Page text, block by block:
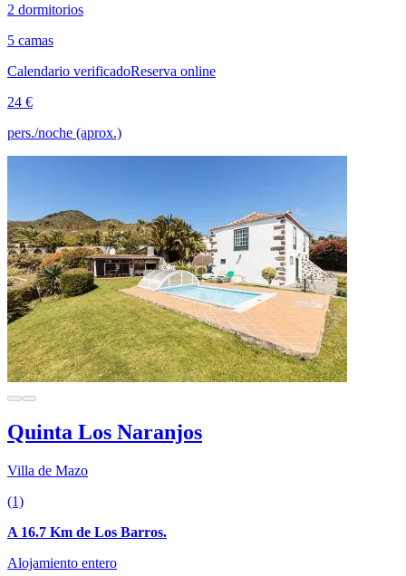
2 dormitorios
5 camas
Calendario verificadoReserva online
24 €
pers./noche (aprox.)
Quinta Los Naranjos
Villa de Mazo
(1)
A 16.7 Km de Los Barros.
Alojamiento entero